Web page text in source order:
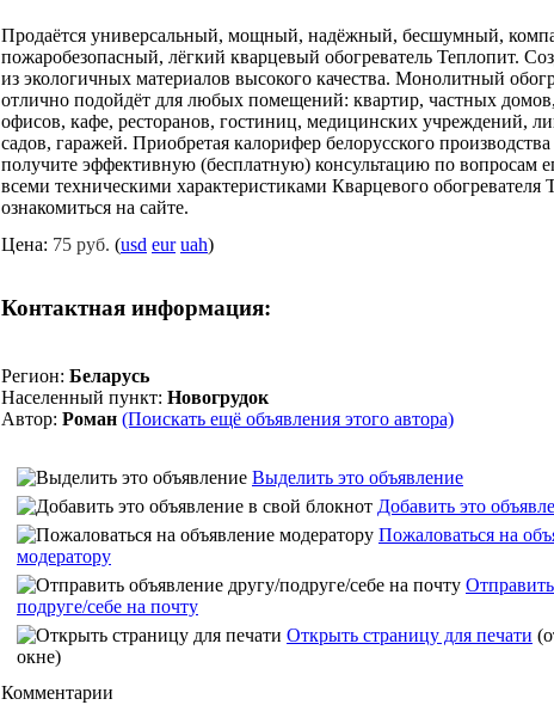
Продаётся универсальный, мощный, надёжный, бесшумный,
пожаробезопасный, лёгкий кварцевый обогреватель Теплопит.
из экологичных материалов высокого качества. Монолитный
отлично подойдёт для любых помещений: квартир, частных
офисов, кафе, ресторанов, гостиниц, медицинских учреждений,
садов, гаражей. Приобретая калорифер белорусского
получите эффективную (бесплатную) консультацию по вопросам
всеми техническими характеристиками Кварцевого
ознакомиться на сайте.
Цена: 75 руб. (usd eur uah)
Контактная информация:
Регион: Беларусь
Населенный пункт: Новогрудок
Автор: Роман (Поискать ещё объявления этого автора)
Выделить это объявление
Добавить это
Пожаловаться на
модератору
подруге/себе на почту
Открыть страницу для печати
окне)
Комментарии